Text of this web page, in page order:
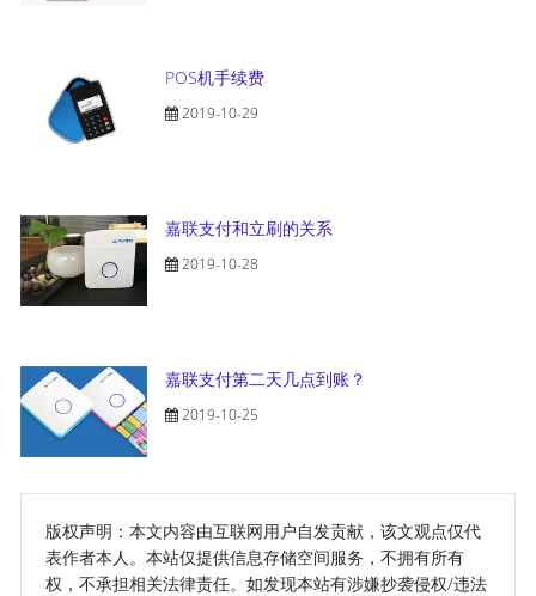
POS机手续费
2019-10-29
嘉联支付和立刷的关系
2019-10-28
嘉联支付第二天几点到账？
2019-10-25
版权声明：本文内容由互联网用户自发贡献，该文观点仅代
表作者本人。本站仅提供信息存储空间服务，不拥有所有
权，不承担相关法律责任。如发现本站有涉嫌抄袭侵权/违法